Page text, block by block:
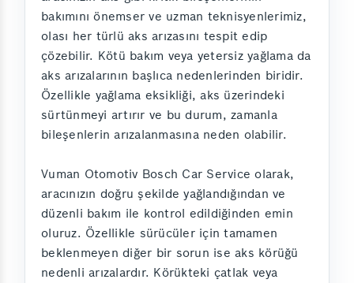
bakımını önemser ve uzman teknisyenlerimiz,
olası her türlü aks arızasını tespit edip
çözebilir. Kötü bakım veya yetersiz yağlama da
aks arızalarının başlıca nedenlerinden biridir.
Özellikle yağlama eksikliği, aks üzerindeki
sürtünmeyi artırır ve bu durum, zamanla
bileşenlerin arızalanmasına neden olabilir.
Vuman Otomotiv Bosch Car Service olarak,
aracınızın doğru şekilde yağlandığından ve
düzenli bakım ile kontrol edildiğinden emin
oluruz. Özellikle sürücüler için tamamen
beklenmeyen diğer bir sorun ise aks körüğü
nedenli arızalardır. Körükteki çatlak veya